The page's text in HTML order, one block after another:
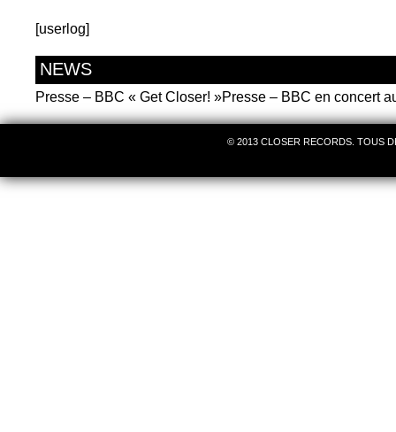
[userlog]
NEWS
Presse – BBC « Get Closer! »Presse – BBC en concert
© 2013 CLOSER RECORDS. TOUS